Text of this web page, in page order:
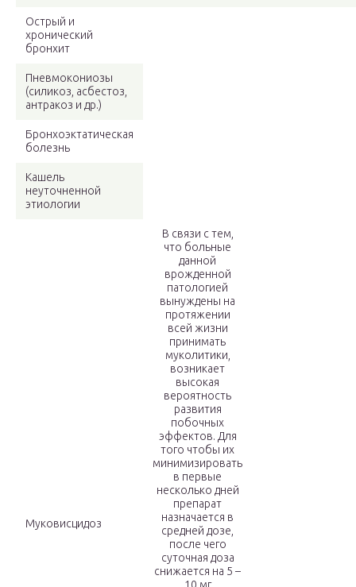
Острый и
хронический
бронхит
Пневмокониозы
(силикоз, асбестоз,
антракоз и др.)
Бронхоэктатическая
болезнь
Кашель
неуточненной
этиологии
Муковисцидоз
В связи с тем,
что больные
данной
врожденной
патологией
вынуждены на
протяжении
всей жизни
принимать
муколитики,
возникает
высокая
вероятность
развития
побочных
эффектов. Для
того чтобы их
минимизировать
в первые
несколько дней
препарат
назначается в
средней дозе,
после чего
суточная доза
снижается на 5 –